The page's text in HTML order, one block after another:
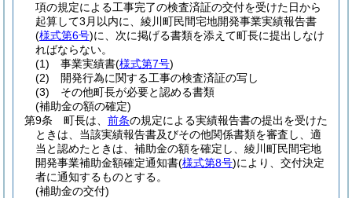
項の規定による工事完了の検査済証の交付を受けた日から
起算して3月以内に、綾川町民間宅地開発事業実績報告書
(様式第6号)に、次に掲げる書類を添えて町長に提出しなけ
ればならない。
(1)
事業実績書(様式第7号)
(2)
開発行為に関する工事の検査済証の写し
(3)
その他町長が必要と認める書類
(補助金の額の確定)
第9条
町長は、 前条の規定による実績報告書の提出を受けた
ときは、当該実績報告書及びその他関係書類を審査し、適
当と認めたときは、補助金の額を確定し、綾川町民間宅地
開発事業補助金額確定通知書(様式第8号)により、交付決定
者に通知するものとする。
(補助金の交付)